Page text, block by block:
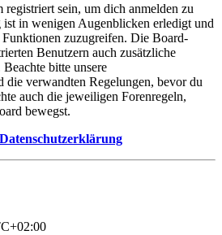
registriert sein, um dich anmelden zu
in wenigen Augenblicken erledigt und
zuzugreifen. Die Board-
Benutzern auch zusätzliche
bitte unsere
die verwandten Regelungen, bevor du
auch die jeweiligen Forenregeln,
bewegst.
Datenschutzerklärung